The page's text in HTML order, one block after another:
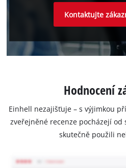
Kontaktujte
Hodnocení
Einhell nezajišťuje – s výjimkou
zveřejněné recenze pocházejí
skutečně použili